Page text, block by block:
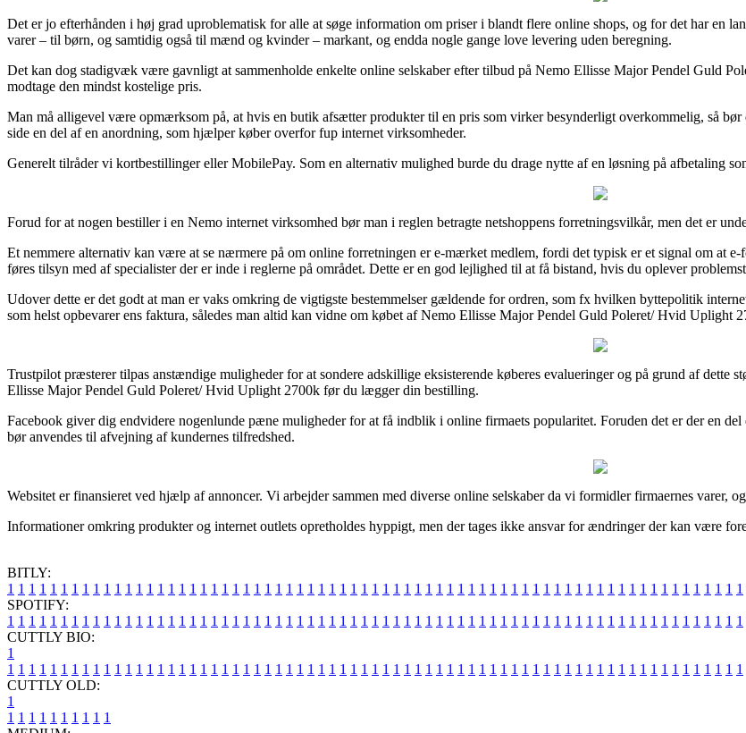
Det er jo efterhånden i høj grad uproblematisk for alle at søge information om priser i blandt flere online shops, og for det har en
varer – til børn, og samtidig også til mænd og kvinder – markant, og endda nogle gange love levering uden beregning.
Det kan dog stadigvæk være gavnligt at sammenholde enkelte online selskaber efter tilbud på Nemo Ellisse Major Pendel Guld
modtage den mindst kostelige pris.
Man må alligevel være opmærksom på, at hvis en butik afsætter produkter til en pris som virker besynderligt overkommelig, så
side en del af en anordning, som hjælper køber overfor fup internet virksomheder.
Generelt tilråder vi kortbestillinger eller MobilePay. Som en alternativ mulighed burde du drage nytte af en løsning på afbetaling
Forud for at nogen bestiller i en Nemo internet virksomhed bør man i reglen betragte netshoppens forretningsvilkår, men det er
Et nemmere alternativ kan være at se nærmere på om online forretningen er e-mærket medlem, fordi det typisk er et signal om at
føres tilsyn med af specialister der er inde i reglerne på området. Dette er en god lejlighed til at få bistand, hvis du oplever
Udover dette er det godt at man er vaks omkring de vigtigste bestemmelser gældende for ordren, som fx hvilken byttepolitik
som helst opbevarer ens faktura, således man altid kan vidne om købet af Nemo Ellisse Major Pendel Guld Poleret/ Hvid
Trustpilot præsterer tilpas anstændige muligheder for at sondere adskillige eksisterende køberes evalueringer og på grund af dette
Ellisse Major Pendel Guld Poleret/ Hvid Uplight 2700k før du lægger din bestilling.
Facebook giver dig endvidere nogenlunde pæne muligheder for at få indblik i online firmaets popularitet. Foruden det er der en
bør anvendes til afvejning af kundernes tilfredshed.
Websitet er finansieret ved hjælp af annoncer. Vi arbejder sammen med diverse online selskaber da vi formidler firmaernes varer,
Informationer omkring produkter og internet outlets opretholdes hyppigt, men der tages ikke ansvar for ændringer der kan være
BITLY:
1 1 1 1 1 1 1 1 1 1 1 1 1 1 1 1 1 1 1 1 1 1 1 1 1 1 1 1 1 1 1 1 1 1 1 1 1 1 1 1 1 1 1 1 1 1 1 1 1 1 1 1 1 1 1 1 1 1 1 1 1 1 1 1 1 1 1 1 1
SPOTIFY:
1 1 1 1 1 1 1 1 1 1 1 1 1 1 1 1 1 1 1 1 1 1 1 1 1 1 1 1 1 1 1 1 1 1 1 1 1 1 1 1 1 1 1 1 1 1 1 1 1 1 1 1 1 1 1 1 1 1 1 1 1 1 1 1 1 1 1 1 1
CUTTLY BIO:
1
1 1 1 1 1 1 1 1 1 1 1 1 1 1 1 1 1 1 1 1 1 1 1 1 1 1 1 1 1 1 1 1 1 1 1 1 1 1 1 1 1 1 1 1 1 1 1 1 1 1 1 1 1 1 1 1 1 1 1 1 1 1 1 1 1 1 1 1 1
CUTTLY OLD:
1
1 1 1 1 1 1 1 1 1 1